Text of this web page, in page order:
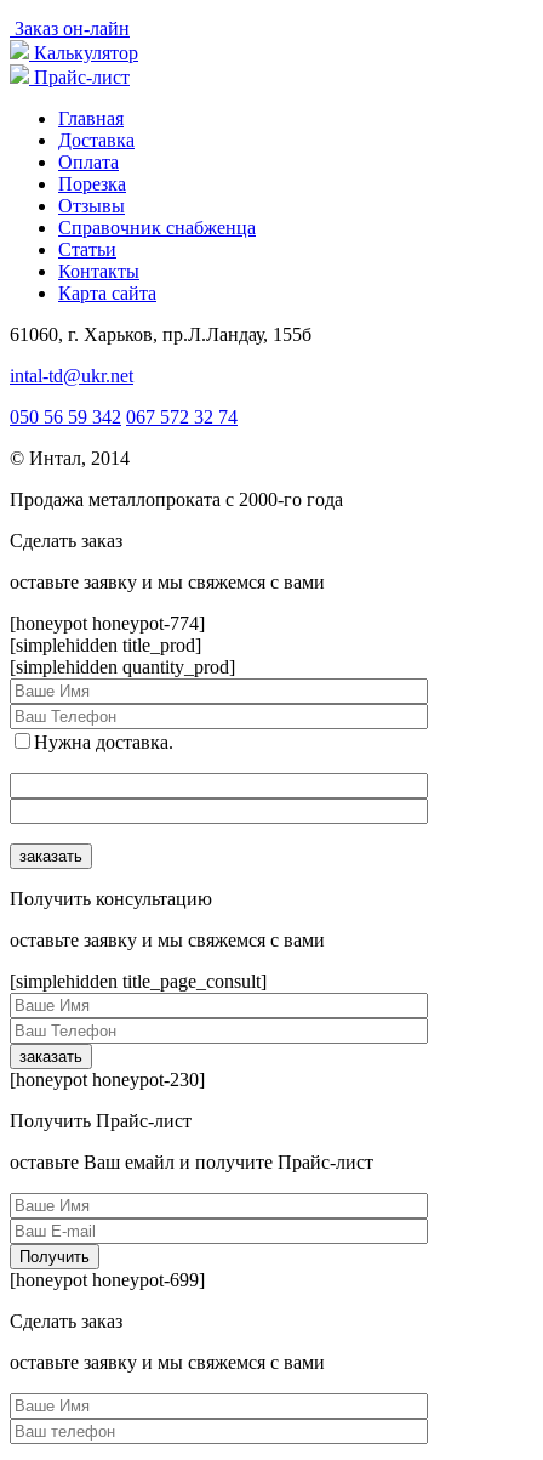
Заказ он-лайн
Калькулятор
Прайс-лист
Главная
Доставка
Оплата
Порезка
Отзывы
Справочник снабженца
Статьи
Контакты
Карта сайта
61060, г. Харьков, пр.Л.Ландау, 155б
intal-td@ukr.net
050 56 59 342 067 572 32 74
© Интал, 2014
Продажа металлопроката с 2000-го года
Сделать заказ
оcтавьте заявку и мы свяжемся с вами
[honeypot honeypot-774]
[simplehidden title_prod]
[simplehidden quantity_prod]
Нужна доставка.
Получить консультацию
оcтавьте заявку и мы свяжемся с вами
[simplehidden title_page_consult]
[honeypot honeypot-230]
Получить Прайс-лист
оcтавьте Ваш емайл и получите Прайс-лист
[honeypot honeypot-699]
Сделать заказ
оcтавьте заявку и мы свяжемся с вами